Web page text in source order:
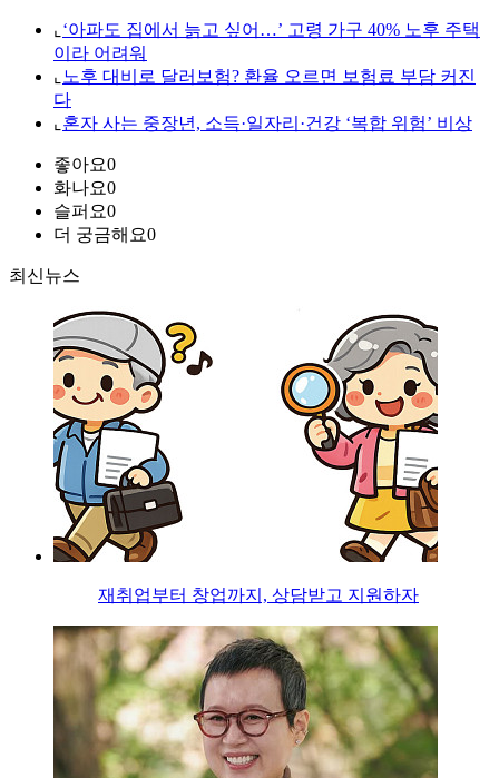
⌞ ‘아파도 집에서 늙고 싶어…’ 고령 가구 40% 노후 주택
이라 어려워
⌞ 노후 대비로 달러보험? 환율 오르면 보험료 부담 커진
다
⌞ 혼자 사는 중장년, 소득·일자리·건강 ‘복합 위험’ 비상
좋아요0
화나요0
슬퍼요0
더 궁금해요0
최신뉴스
재취업부터 창업까지, 상담받고 지원하자